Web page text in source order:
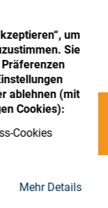
um
Sie
ablehnen (mit
Cookies):
Cookies
Mehr Details
In